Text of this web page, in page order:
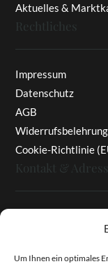
Um Ihnen ein optimales
Aktuelles &
Rechtliches
Impressum
Datenschutz
AGB
Widerrufsbelehrung
Cookie-Richtlinie
Kontakt &
Heinz Enzinger-
Aussergernwallen 3